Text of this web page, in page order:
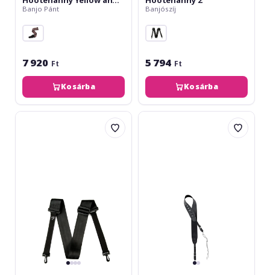
Brown
Banjo Pánt
7 920 Ft
Kosárba
Banjószíj
5 794 Ft
Kosárba
Fender
Ortega